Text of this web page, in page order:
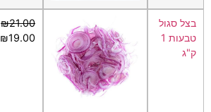
בצל סגול
טבעות 1
ק"ג
₪21.00
₪19.00